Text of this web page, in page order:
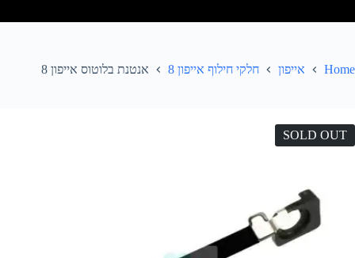
Home אייפון חלקי חילוף אייפון 8 אנטנת בלוטוס אייפון 8
SOLD OUT